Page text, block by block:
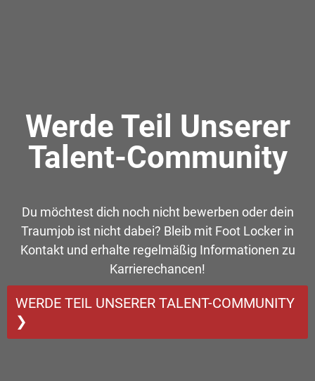
Werde Teil Unserer
Talent-Community
Du möchtest dich noch nicht bewerben oder dein
Traumjob ist nicht dabei? Bleib mit Foot Locker in
Kontakt und erhalte regelmäßig Informationen zu
Karrierechancen!
WERDE TEIL UNSERER TALENT-COMMUNITY
❯